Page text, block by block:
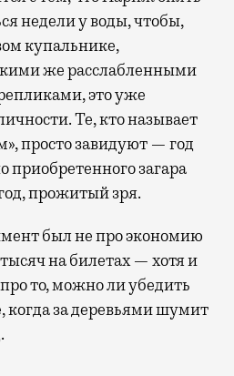
недели у воды, чтобы,
купальнике,
же расслабленными
это уже
Те, кто называет
просто завидуют — год
приобретенного загара
прожитый зря.
был не про экономию
на билетах — хотя и
то, можно ли убедить
когда за деревьями шумит